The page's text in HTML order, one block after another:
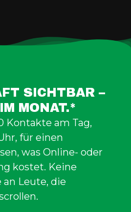
SICHTBAR –
MONAT.*
Kontakte am Tag,
für einen
was Online- oder
kostet. Keine
Leute, die